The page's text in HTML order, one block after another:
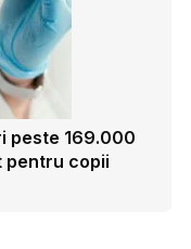
peste 169.000
pentru copii